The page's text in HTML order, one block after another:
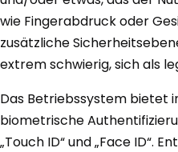
wie Fingerabdruck oder
zusätzliche
extrem schwierig, sich als
Das Betriebssystem bietet
biometrische
„Touch ID“ und „Face ID“.